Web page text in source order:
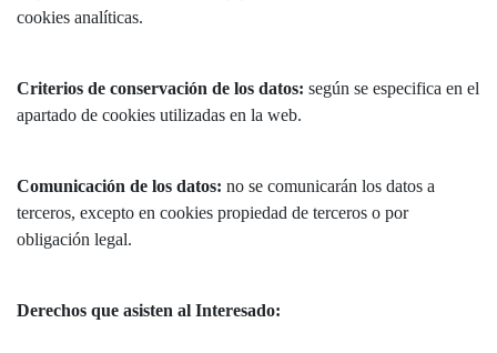
cookies analíticas.
Criterios de conservación de los datos: según se especifica en el
apartado de cookies utilizadas en la web.
Comunicación de los datos: no se comunicarán los datos a
terceros, excepto en cookies propiedad de terceros o por
obligación legal.
Derechos que asisten al Interesado: